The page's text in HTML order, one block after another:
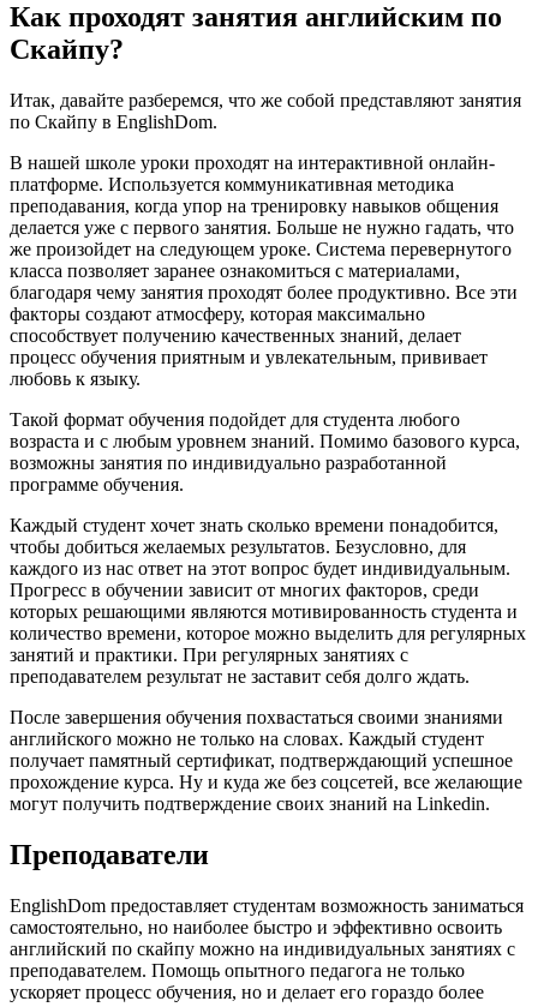
Как проходят занятия английским по
Скайпу?
Итак, давайте разберемся, что же собой представляют занятия
по Скайпу в EnglishDom.
В нашей школе уроки проходят на интерактивной онлайн-
платформе. Используется коммуникативная методика
преподавания, когда упор на тренировку навыков общения
делается уже с первого занятия. Больше не нужно гадать, что
же произойдет на следующем уроке. Система перевернутого
класса позволяет заранее ознакомиться с материалами,
благодаря чему занятия проходят более продуктивно. Все эти
факторы создают атмосферу, которая максимально
способствует получению качественных знаний, делает
процесс обучения приятным и увлекательным, прививает
любовь к языку.
Такой формат обучения подойдет для студента любого
возраста и с любым уровнем знаний. Помимо базового курса,
возможны занятия по индивидуально разработанной
программе обучения.
Каждый студент хочет знать сколько времени понадобится,
чтобы добиться желаемых результатов. Безусловно, для
каждого из нас ответ на этот вопрос будет индивидуальным.
Прогресс в обучении зависит от многих факторов, среди
которых решающими являются мотивированность студента и
количество времени, которое можно выделить для регулярных
занятий и практики. При регулярных занятиях с
преподавателем результат не заставит себя долго ждать.
После завершения обучения похвастаться своими знаниями
английского можно не только на словах. Каждый студент
получает памятный сертификат, подтверждающий успешное
прохождение курса. Ну и куда же без соцсетей, все желающие
могут получить подтверждение своих знаний на Linkedin.
Преподаватели
EnglishDom предоставляет студентам возможность заниматься
самостоятельно, но наиболее быстро и эффективно освоить
английский по скайпу можно на индивидуальных занятиях с
преподавателем. Помощь опытного педагога не только
ускоряет процесс обучения, но и делает его гораздо более